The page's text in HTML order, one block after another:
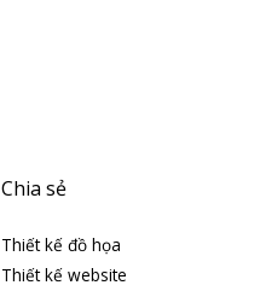
Chia sẻ
Thiết kế đồ họa
Thiết kế website